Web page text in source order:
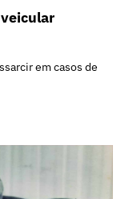
em casos de